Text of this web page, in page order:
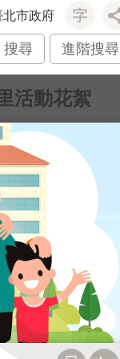
北市政府
搜尋 進階搜尋
活動花絮